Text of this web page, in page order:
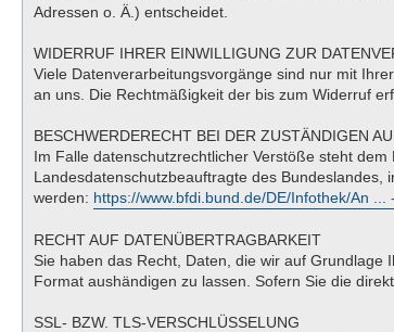
Adressen o. Ä.) entscheidet.
WIDERRUF IHRER EINWILLIGUNG ZUR
Viele Datenverarbeitungsvorgänge sind nur mit
an uns. Die Rechtmäßigkeit der bis zum Widerruf
BESCHWERDERECHT BEI DER ZUSTÄNDIGEN
Im Falle datenschutzrechtlicher Verstöße steht
Landesdatenschutzbeauftragte des
werden: https://www.bfdi.bund.de/DE/Infothek/An ...
RECHT AUF DATENÜBERTRAGBARKEIT
Sie haben das Recht, Daten, die wir auf
Format aushändigen zu lassen. Sofern Sie die
SSL- BZW. TLS-VERSCHLÜSSELUNG